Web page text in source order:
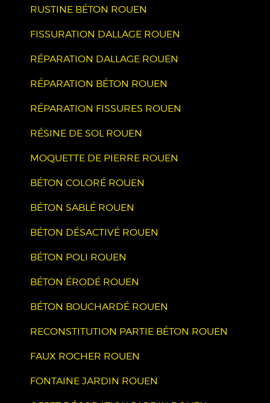
RUSTINE BÉTON ROUEN
FISSURATION DALLAGE ROUEN
RÉPARATION DALLAGE ROUEN
RÉPARATION BÉTON ROUEN
RÉPARATION FISSURES ROUEN
RÉSINE DE SOL ROUEN
MOQUETTE DE PIERRE ROUEN
BÉTON COLORÉ ROUEN
BÉTON SABLÉ ROUEN
BÉTON DÉSACTIVÉ ROUEN
BÉTON POLI ROUEN
BÉTON ÉRODÉ ROUEN
BÉTON BOUCHARDÉ ROUEN
RECONSTITUTION PARTIE BÉTON ROUEN
FAUX ROCHER ROUEN
FONTAINE JARDIN ROUEN